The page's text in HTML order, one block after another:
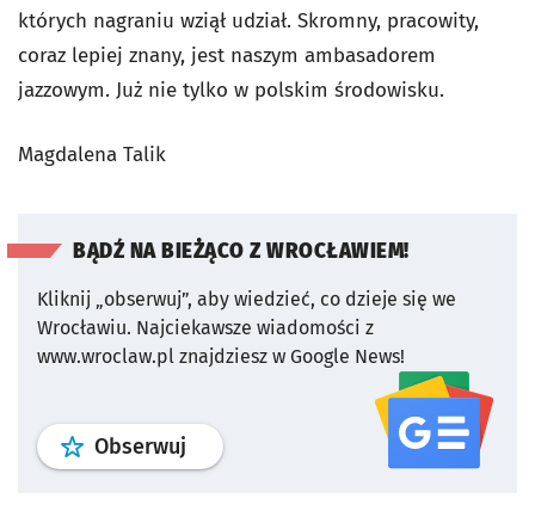
których nagraniu wziął udział. Skromny, pracowity,
coraz lepiej znany, jest naszym ambasadorem
jazzowym. Już nie tylko w polskim środowisku.
Magdalena Talik
BĄDŹ NA BIEŻĄCO Z WROCŁAWIEM!
Kliknij „obserwuj”, aby wiedzieć, co dzieje się we
Wrocławiu. Najciekawsze wiadomości z
www.wroclaw.pl znajdziesz w Google News!
Obserwuj profil serwisu